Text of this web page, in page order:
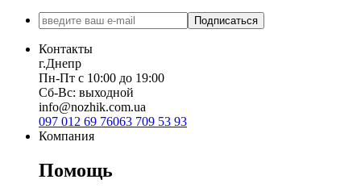
Подписаться
Контакты
г.Днепр
Пн-Пт с 10:00 до 19:00
Сб-Вс: выходной
info@nozhik.com.ua
097 012 69 76063 709 53 93
Компания
Помощь